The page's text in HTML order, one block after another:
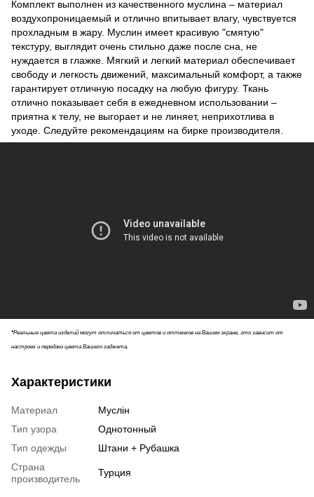
Комплект выполнен из качественного муслина – материал
воздухопроницаемый и отлично впитывает влагу, чувствуется
прохладным в жару. Муслин имеет красивую "смятую"
текстуру, выглядит очень стильно даже после сна, не
нуждается в глажке. Мягкий и легкий материал обеспечивает
свободу и легкость движений, максимальный комфорт, а также
гарантирует отличную посадку на любую фигуру. Ткань
отлично показывает себя в ежедневном использовании –
приятна к телу, не выгорает и не линяет, неприхотлива в
уходе. Следуйте рекомендациям на бирке производителя.
*Реальные цвета изделий могут отличаться от цветов и оттенков на Вашем экране, это зависит от
настроек и передачи цвета Вашего гаджета.
Характеристики
Материал
Муслін
Тип узора
Однотонный
Тип одежды
Штани + Рубашка
Страна
производитель
Турция